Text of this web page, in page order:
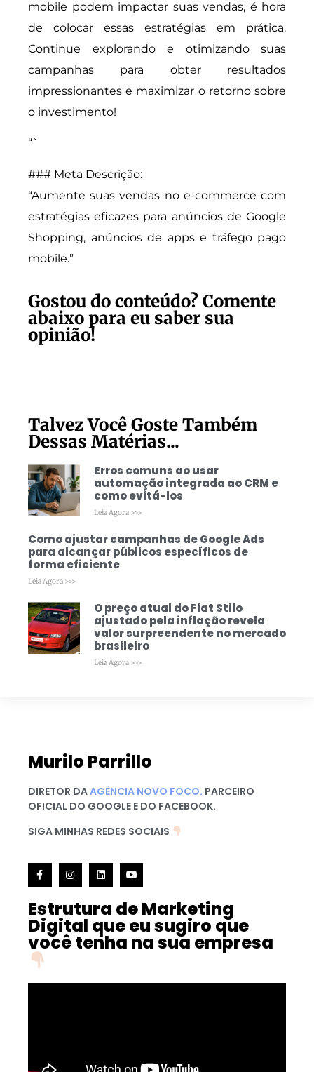
mobile podem impactar suas vendas, é hora
de colocar essas estratégias em prática.
Continue explorando e otimizando suas
campanhas para obter resultados
impressionantes e maximizar o retorno sobre
o investimento!
“`
### Meta Descrição:
“Aumente suas vendas no e-commerce com
estratégias eficazes para anúncios de Google
Shopping, anúncios de apps e tráfego pago
mobile.”
Gostou do conteúdo? Comente
abaixo para eu saber sua
opinião!
Talvez Você Goste Também
Dessas Matérias...
Erros comuns ao usar
automação integrada ao CRM e
como evitá-los
Leia Agora >>>
Como ajustar campanhas de Google Ads
para alcançar públicos específicos de
forma eficiente
Leia Agora >>>
O preço atual do Fiat Stilo
ajustado pela inflação revela
valor surpreendente no mercado
brasileiro
Leia Agora >>>
Murilo Parrillo
DIRETOR DAAGÊNCIA NOVO FOCO. PARCEIRO
OFICIAL DO GOOGLE E DO FACEBOOK.
SIGA MINHAS REDES SOCIAIS
Estrutura de Marketing
Digital que eu sugiro que
você tenha na sua empresa